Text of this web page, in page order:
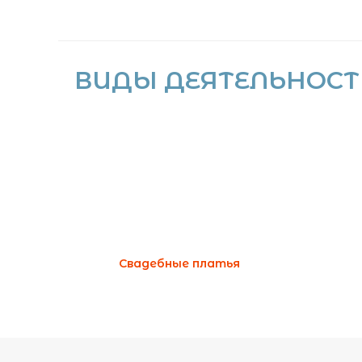
ВИДЫ
Свадебные платья